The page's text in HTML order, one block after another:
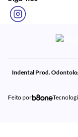
Indental Prod.
Feito por